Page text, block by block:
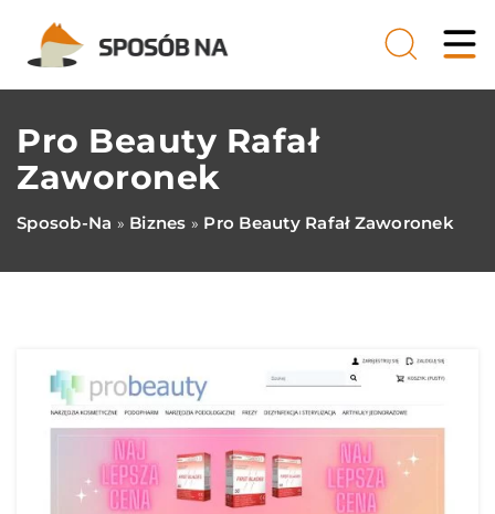
Pro Beauty Rafał
Zaworonek
Sposob-Na » Biznes » Pro Beauty Rafał Zaworonek